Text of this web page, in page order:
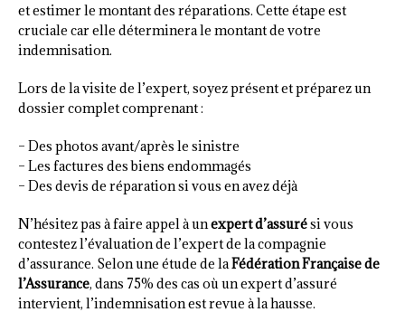
et estimer le montant des réparations. Cette étape est
cruciale car elle déterminera le montant de votre
indemnisation.
Lors de la visite de l’expert, soyez présent et préparez un
dossier complet comprenant :
– Des photos avant/après le sinistre
– Les factures des biens endommagés
– Des devis de réparation si vous en avez déjà
N’hésitez pas à faire appel à unexpert d’assurési vous
contestez l’évaluation de l’expert de la compagnie
d’assurance. Selon une étude de laFédération Française de
l’Assurance, dans 75% des cas où un expert d’assuré
intervient, l’indemnisation est revue à la hausse.